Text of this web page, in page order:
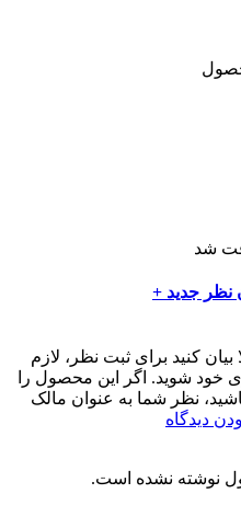
شد
نظر جدید +
بیان کنید برای ثبت نظر، لازم
خود شوید. اگر این محصول را
نظر شما به عنوان مالک
دیدگاه
نوشته نشده است.